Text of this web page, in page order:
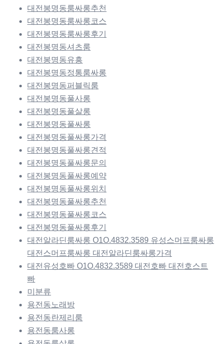
대전봉명동룸싸롱추천
대전봉명동룸싸롱코스
대전봉명동룸싸롱후기
대전봉명동셔츠룸
대전봉명동유흥
대전봉명동정통룸싸롱
대전봉명동퍼블릭룸
대전봉명동풀사롱
대전봉명동풀살롱
대전봉명동풀싸롱
대전봉명동풀싸롱가격
대전봉명동풀싸롱견적
대전봉명동풀싸롱문의
대전봉명동풀싸롱예약
대전봉명동풀싸롱위치
대전봉명동풀싸롱추천
대전봉명동풀싸롱코스
대전봉명동풀싸롱후기
대전알라딘룸싸롱 O1O.4832.3589 유성스머프룸싸롱
대전스머프룸싸롱 대전알라딘룸싸롱가격
대전유성호빠 O1O.4832.3589 대전호빠 대전호스트
빠
미분류
용전동노래방
용전동란제리룸
용전동룸사롱